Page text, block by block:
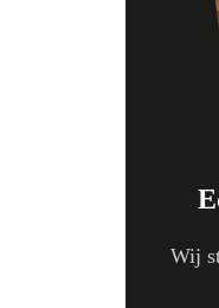
Wij